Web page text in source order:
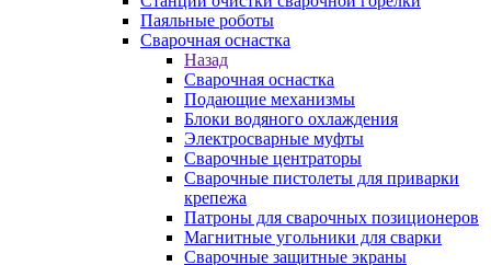
Паяльные роботы
Сварочная оснастка
Назад
Сварочная оснастка
Подающие механизмы
Блоки водяного охлаждения
Электросварные муфты
Сварочные центраторы
Сварочные пистолеты для приварки
крепежа
Патроны для сварочных позиционеров
Магнитные угольники для сварки
Сварочные защитные экраны